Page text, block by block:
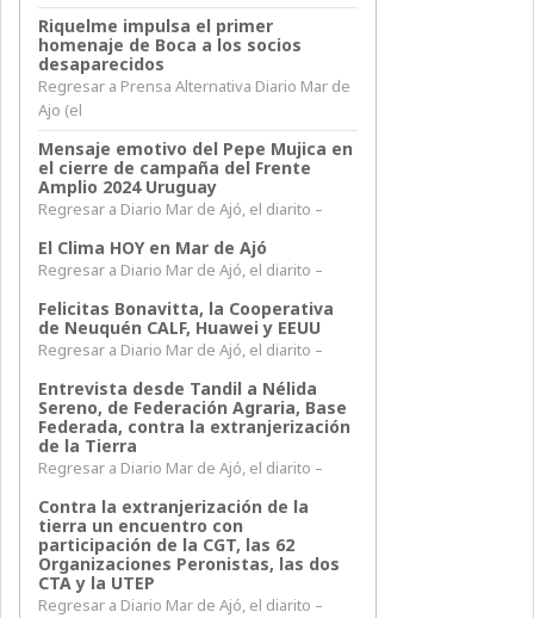
Riquelme impulsa el primer
homenaje de Boca a los socios
desaparecidos
Regresar a Prensa Alternativa Diario Mar de
Ajo (el
Mensaje emotivo del Pepe Mujica en
el cierre de campaña del Frente
Amplio 2024 Uruguay
Regresar a Diario Mar de Ajó, el diarito –
El Clima HOY en Mar de Ajó
Regresar a Diario Mar de Ajó, el diarito –
Felicitas Bonavitta, la Cooperativa
de Neuquén CALF, Huawei y EEUU
Regresar a Diario Mar de Ajó, el diarito –
Entrevista desde Tandil a Nélida
Sereno, de Federación Agraria, Base
Federada, contra la extranjerización
de la Tierra
Regresar a Diario Mar de Ajó, el diarito –
Contra la extranjerización de la
tierra un encuentro con
participación de la CGT, las 62
Organizaciones Peronistas, las dos
CTA y la UTEP
Regresar a Diario Mar de Ajó, el diarito –